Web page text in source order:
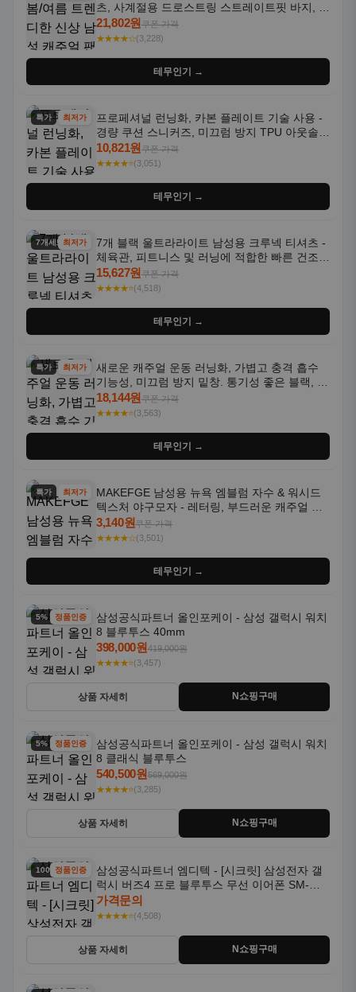
츠, 사계절용 드로스트링 스트레이트핏 바지, 한
국 스타일, 활용도 높은 아웃도어 및 정장용, 발
목 바지
21,802원쿠폰 가격
★★★★☆(3,228)
테무인기 →
특가 최저가
프로페셔널 런닝화, 카본 플레이트 기술 사용 -
경량 쿠션 스니커즈, 미끄럼 방지 TPU 아웃솔,
통기성 화이트-퍼플 그라데이션, 헬스, 트레이
닝 - 남성용, 여성용, 모든 계절에 적합
10,821원쿠폰 가격
★★★★⭐(3,051)
테무인기 →
7개세트최저가
7개 블랙 울트라라이트 남성용 크루넥 티셔츠 -
체육관, 피트니스 및 러닝에 적합한 빠른 건조,
통기성 좋은 수분 흡수 반팔 운동복
15,627원쿠폰 가격
★★★★⭐(4,518)
테무인기 →
특가 최저가
새로운 캐주얼 운동 러닝화, 가볍고 충격 흡수
기능성, 미끄럼 방지 밑창. 통기성 좋은 블랙, 화
이트, 퍼플 그라데이션 색상
18,144원쿠폰 가격
★★★★⭐(3,563)
테무인기 →
특가 최저가
MAKEFGE 남성용 뉴욕 엠블럼 자수 & 워시드
텍스처 야구모자 - 레터링, 부드러운 캐주얼 모
자, NYC 스타일
3,140원쿠폰 가격
★★★★☆(3,501)
테무인기 →
5% 할인정품인증
삼성공식파트너 올인포케이 - 삼성 갤럭시 워치
8 블루투스 40mm
398,000원419,000원
★★★★⭐(3,457)
상품 자세히 N쇼핑구매
5% 할인정품인증
삼성공식파트너 올인포케이 - 삼성 갤럭시 워치
8 클래식 블루투스
540,500원569,000원
★★★★⭐(3,285)
상품 자세히 N쇼핑구매
100% 할인
정품인증
삼성공식파트너 엠디텍 - [시크릿] 삼성전자 갤
럭시 버즈4 프로 블루투스 무선 이어폰 SM-
R640N
가격문의
★★★★⭐(4,508)
상품 자세히 N쇼핑구매